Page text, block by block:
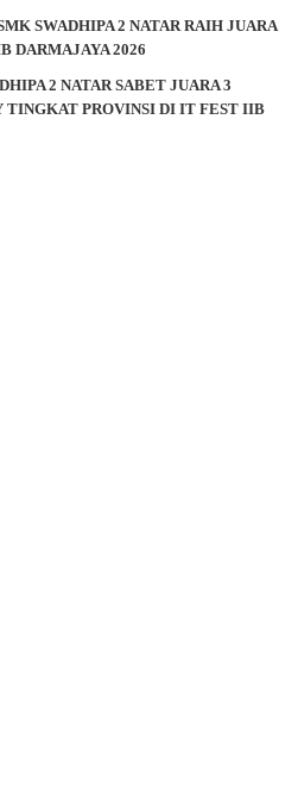
SWADHIPA 2 NATAR RAIH JUARA
DARMAJAYA 2026
2 NATAR SABET JUARA 3
TINGKAT PROVINSI DI IT FEST IIB